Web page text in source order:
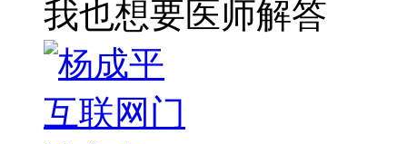
我也想要医师解答